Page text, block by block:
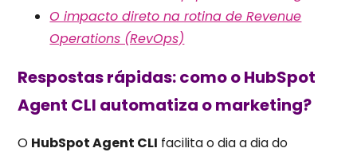
O impacto direto na rotina de Revenue
Operations (RevOps)
Respostas rápidas: como o HubSpot
Agent CLI automatiza o marketing?
O HubSpot Agent CLI facilita o dia a dia do